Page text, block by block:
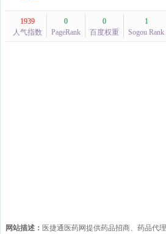
1939
人气指数
0
PageRank
0
百度权重
1
Sogou Rank
网站描述： 医捷通医药网提供药品招商、药品代